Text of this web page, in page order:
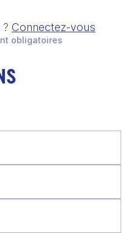
Connectez-vous
obligatoires